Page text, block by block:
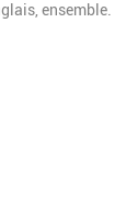
ensemble.